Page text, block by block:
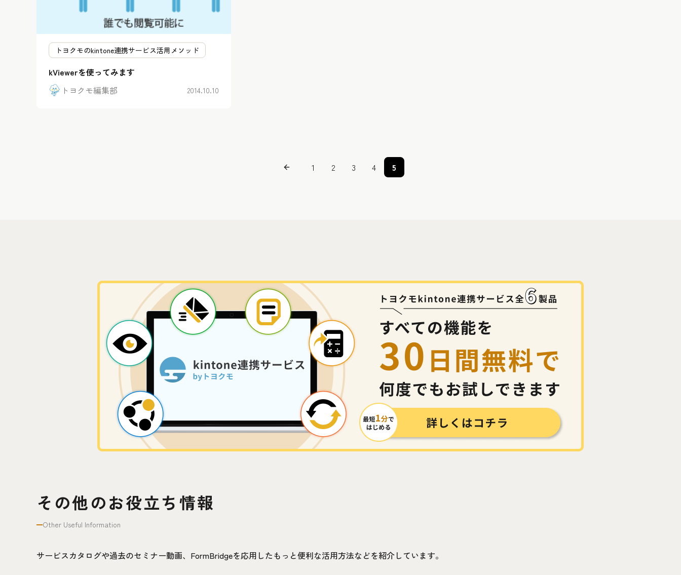
トヨクモのkintone連携サービス活用メソッド
kViewerを使ってみます
トヨクモ編集部
2014.10.10
1 2 3 4 5
その他のお役立ち情報
Other Useful Information
サービスカタログや過去のセミナー動画、FormBridgeを応用したもっと便利な活用方法などを紹介しています。